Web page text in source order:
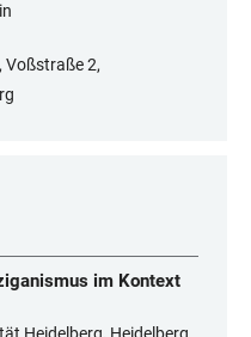
Voßstraße 2,
im Kontext